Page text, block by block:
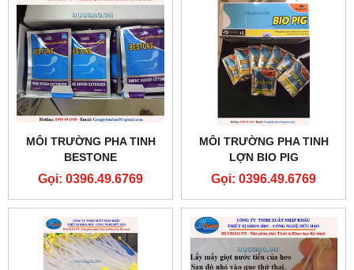
MÔI TRƯỜNG PHA TINH
BESTONE
Gọi: 0396.49.6769
MÔI TRƯỜNG PHA TINH
LỢN BIO PIG
Gọi: 0396.49.6769